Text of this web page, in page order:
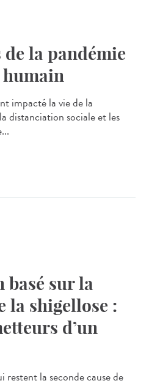
la pandémie
impacté la vie de la
distanciation sociale et les
basé sur la
la shigellose :
d’un
restent la seconde cause de